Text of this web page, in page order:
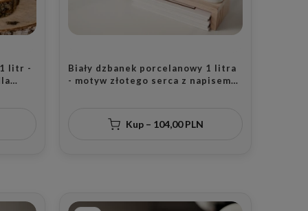
1 litr -
Biały dzbanek porcelanowy 1 litra
- motyw złotego serca z napisem
Kup – 104,00 PLN